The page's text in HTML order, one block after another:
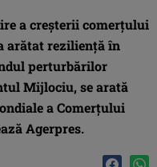
a creşterii comerţului
arătat rezilienţă în
perturbărilor
Mijlociu, se arată
a Comerţului
Agerpres.